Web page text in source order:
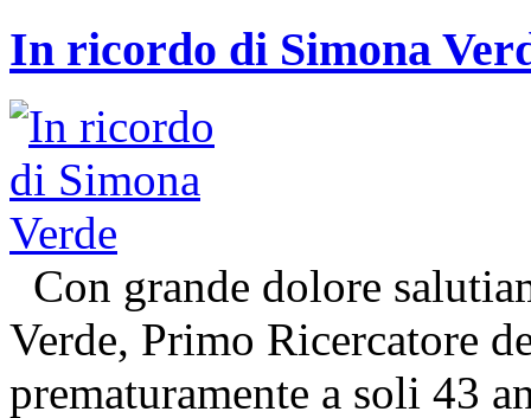
In ricordo di Simona
Con grande dolore
Verde, Primo Ricercatore
prematuramente a soli 43